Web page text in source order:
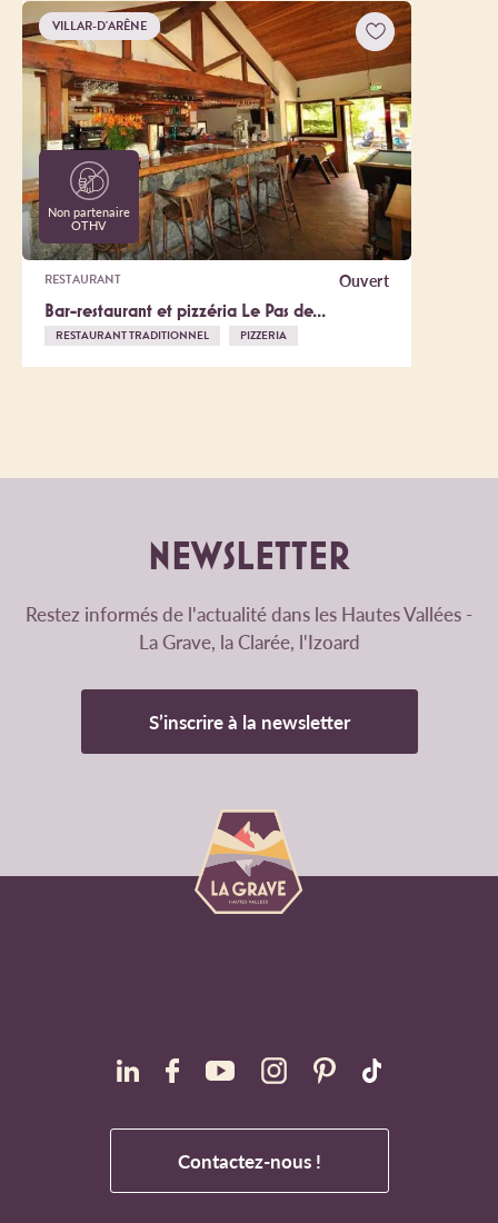
VILLAR-D'ARÊNE
Non partenaire
OTHV
RESTAURANT
Ouvert
Bar-restaurant et pizzéria Le Pas de...
RESTAURANT TRADITIONNEL PIZZERIA
NEWSLETTER
Restez informés de l'actualité dans les Hautes Vallées -
La Grave, la Clarée, l'Izoard
S’inscrire à la newsletter
Contactez-nous !